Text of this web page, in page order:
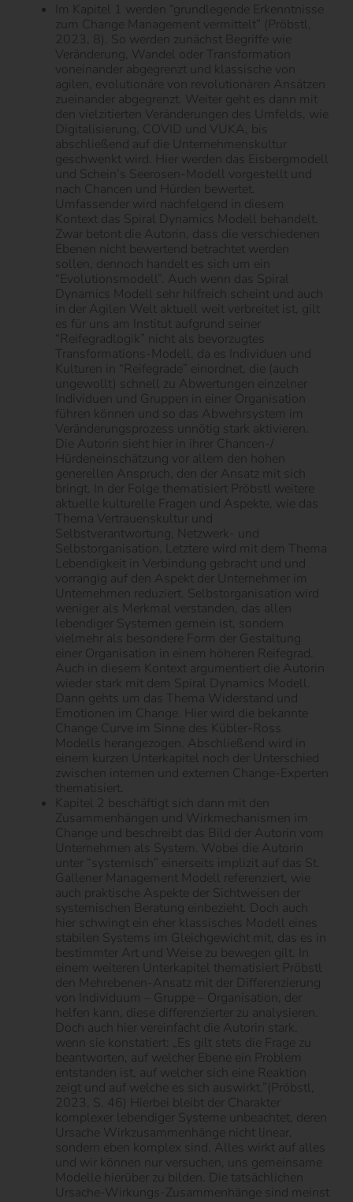
Im Kapitel 1 werden “grundlegende Erkenntnisse
zum Change Management vermittelt” (Pröbstl,
2023, 8). So werden zunächst Begriffe wie
Veränderung, Wandel oder Transformation
voneinander abgegrenzt und klassische von
agilen, evolutionäre von revolutionären Ansätzen
zueinander abgegrenzt. Weiter geht es dann mit
den vielzitierten Veränderungen des Umfelds, wie
Digitalisierung, COVID und VUKA, bis
abschließend auf die Unternehmenskultur
geschwenkt wird. Hier werden das Eisbergmodell
und Schein’s Seerosen-Modell vorgestellt und
nach Chancen und Hürden bewertet.
Umfassender wird nachfelgend in diesem
Kontext das Spiral Dynamics Modell behandelt.
Zwar betont die Autorin, dass die verschiedenen
Ebenen nicht bewertend betrachtet werden
sollen, dennoch handelt es sich um ein
“Evolutionsmodell”. Auch wenn das Spiral
Dynamics Modell sehr hilfreich scheint und auch
in der Agilen Welt aktuell weit verbreitet ist, gilt
es für uns am Institut aufgrund seiner
“Reifegradlogik” nicht als bevorzugtes
Transformations-Modell, da es Individuen und
Kulturen in “Reifegrade” einordnet, die (auch
ungewollt) schnell zu Abwertungen einzelner
Individuen und Gruppen in einer Organisation
führen können und so das Abwehrsystem im
Veränderungsprozess unnötig stark aktivieren.
Die Autorin sieht hier in ihrer Chancen-/
Hürdeneinschätzung vor allem den hohen
generellen Anspruch, den der Ansatz mit sich
bringt. In der Folge thematisiert Pröbstl weitere
aktuelle kulturelle Fragen und Aspekte, wie das
Thema Vertrauenskultur und
Selbstverantwortung, Netzwerk- und
Selbstorganisation. Letztere wird mit dem Thema
Lebendigkeit in Verbindung gebracht und und
vorrangig auf den Aspekt der Unternehmer im
Unternehmen reduziert. Selbstorganisation wird
weniger als Merkmal verstanden, das allen
lebendiger Systemen gemein ist, sondern
vielmehr als besondere Form der Gestaltung
einer Organisation in einem höheren Reifegrad.
Auch in diesem Kontext argumentiert die Autorin
wieder stark mit dem Spiral Dynamics Modell.
Dann gehts um das Thema Widerstand und
Emotionen im Change. Hier wird die bekannte
Change Curve im Sinne des Kübler-Ross
Modells herangezogen. Abschließend wird in
einem kurzen Unterkapitel noch der Unterschied
zwischen internen und externen Change-Experten
thematisiert.
Kapitel 2 beschäftigt sich dann mit den
Zusammenhängen und Wirkmechanismen im
Change und beschreibt das Bild der Autorin vom
Unternehmen als System. Wobei die Autorin
unter “systemisch” einerseits implizit auf das St.
Gallener Management Modell referenziert, wie
auch praktische Aspekte der Sichtweisen der
systemischen Beratung einbezieht. Doch auch
hier schwingt ein eher klassisches Modell eines
stabilen Systems im Gleichgewicht mit, das es in
bestimmter Art und Weise zu bewegen gilt. In
einem weiteren Unterkapitel thematisiert Pröbstl
den Mehrebenen-Ansatz mit der Differenzierung
von Individuum – Gruppe – Organisation, der
helfen kann, diese differenzierter zu analysieren.
Doch auch hier vereinfacht die Autorin stark,
wenn sie konstatiert: „Es gilt stets die Frage zu
beantworten, auf welcher Ebene ein Problem
entstanden ist, auf welcher sich eine Reaktion
zeigt und auf welche es sich auswirkt.”(Pröbstl,
2023, S. 46) Hierbei bleibt der Charakter
komplexer lebendiger Systeme unbeachtet, deren
Ursache Wirkzusammenhänge nicht linear,
sondern eben komplex sind. Alles wirkt auf alles
und wir können nur versuchen, uns gemeinsame
Modelle hierüber zu bilden. Die tatsächlichen
Ursache-Wirkungs-Zusammenhänge sind meinst